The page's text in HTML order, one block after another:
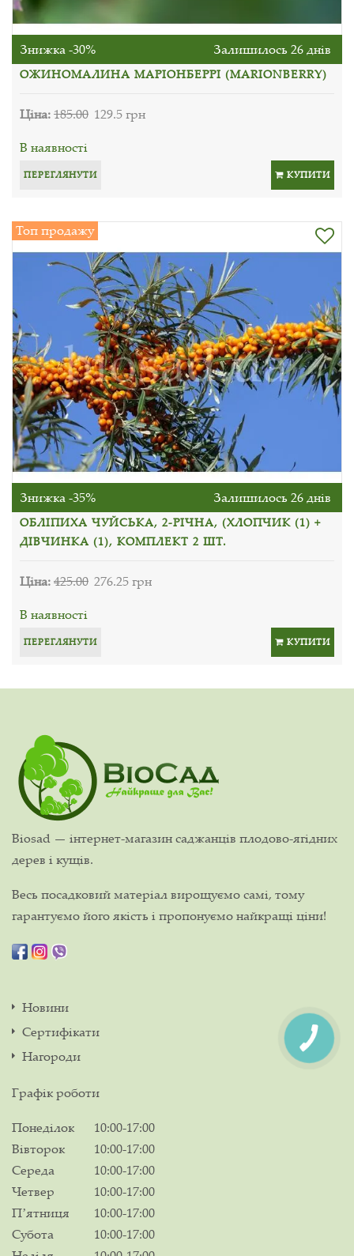
Знижка -30% Залишилось 26 днів
ОЖИНОМАЛИНА МАРІОНБЕРРІ (MARIONBERRY)
Ціна:185.00 129.5 грн
В наявності
ПЕРЕГЛЯНУТИ КУПИТИ
Топ продажу
Знижка -35% Залишилось 26 днів
ОБЛІПИХА ЧУЙСЬКА, 2-РІЧНА, (ХЛОПЧИК (1) +
ДІВЧИНКА (1), КОМПЛЕКТ 2 ШТ.
Ціна:425.00 276.25 грн
В наявності
ПЕРЕГЛЯНУТИ КУПИТИ
Biosad — інтернет-магазин саджанців плодово-ягідних
дерев і кущів.
Весь посадковий матеріал вирощуємо самі, тому
гарантуємо його якість і пропонуємо найкращі ціни!
Новини
Сертифікати
Нагороди
Графік роботи
Понеділок
10:00-17:00
Вівторок
10:00-17:00
Середа
10:00-17:00
Четвер
10:00-17:00
Пʼятниця
10:00-17:00
Субота
10:00-17:00